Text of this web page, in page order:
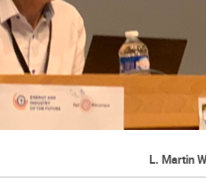
L. Martin